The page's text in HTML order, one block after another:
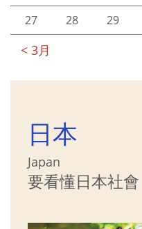
< 3月
27
28 29
日本
Japan
要看懂日本社